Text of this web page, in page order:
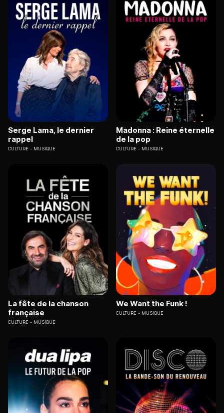
Serge Lama, le dernier
rappel
CULTURE MUSIQUE
Madonna : Reine éternelle
de la pop
CULTURE MUSIQUE
La fête de la chanson
française
CULTURE MUSIQUE
We Want the Funk !
CULTURE MUSIQUE